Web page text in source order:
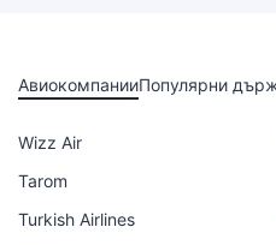
АвиокомпанииПопулярни
Wizz Air
Tarom
Turkish Airlines